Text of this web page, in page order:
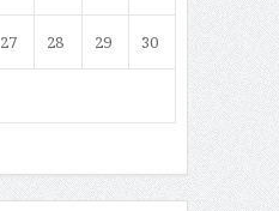
27 28 29 30